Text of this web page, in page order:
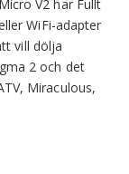
V2 har Fullt
WiFi-adapter
vill dölja
2 och det
Miraculous,